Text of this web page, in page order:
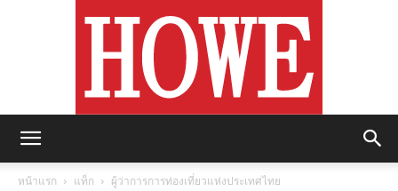
หน้าแรก แท็ก ผู้ว่าการการท่องเที่ยวแห่งประเทศไทย